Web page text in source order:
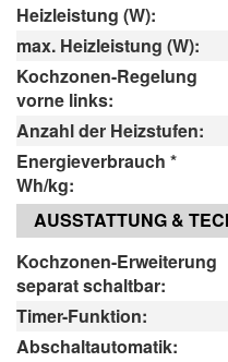
Heizleistung (W):
max. Heizleistung (W):
Kochzonen-Regelung
vorne links:
Anzahl der Heizstufen:
Energieverbrauch *
Wh/kg:
AUSSTATTUNG &
Kochzonen-Erweiterung
separat schaltbar:
Timer-Funktion:
Abschaltautomatik: